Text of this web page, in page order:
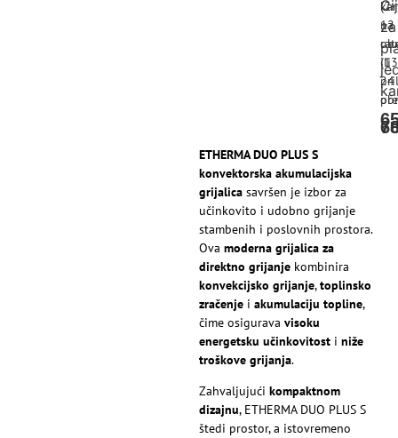
za
(2-
12
ili
na
24
ETHERMA DUO PLUS S
konvektorska akumulacijska
grijalica savršen je izbor za
učinkovito i udobno grijanje
stambenih i poslovnih prostora.
Ova moderna grijalica za
direktno grijanje kombinira
konvekcijsko grijanje,toplinsko
zračenje i akumulaciju topline,
čime osigurava visoku
energetsku učinkovitost i niže
troškove grijanja.
Zahvaljujući kompaktnom
dizajnu, ETHERMA DUO PLUS S
štedi prostor, a istovremeno